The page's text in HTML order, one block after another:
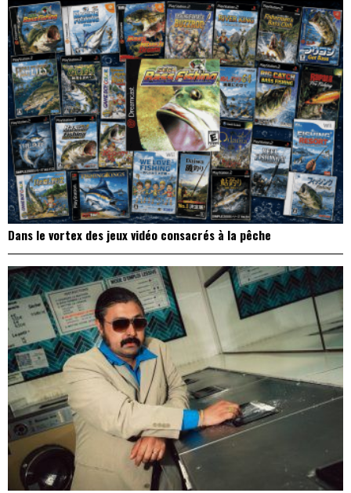
Dans le vortex des jeux vidéo consacrés à la pêche